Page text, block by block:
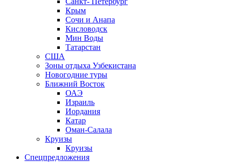
Крым
Сочи и Анапа
Кисловодск
Мин Воды
Татарстан
США
Зоны отдыха Узбекистана
Новогодние туры
Ближний Восток
ОАЭ
Израиль
Иордания
Катар
Оман-Салала
Круизы
Круизы
Спецпредложения